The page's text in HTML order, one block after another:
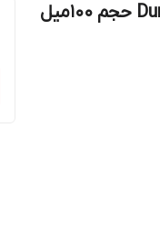
ادکلن مردانه طرح مارک مدلDunhill Desire Red حجم 100میل